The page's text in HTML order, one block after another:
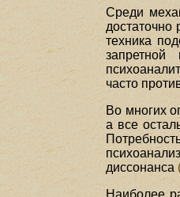
Среди
достаточно
техника
часто
Во многих
а все
диссонанса